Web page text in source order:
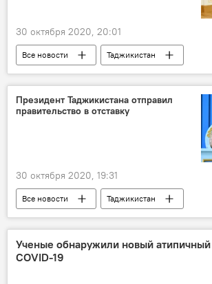
30 октября 2020, 20:01
Все новости
Таджикистан
Общество
помилование
Эмомали Рахмон
Президент Таджикистана отправил
правительство в отставку
30 октября 2020, 19:31
Все новости
Таджикистан
Политика
Эмомали Рахмон
Правительство России
отставки и назначения
Ученые обнаружили новый
COVID-19